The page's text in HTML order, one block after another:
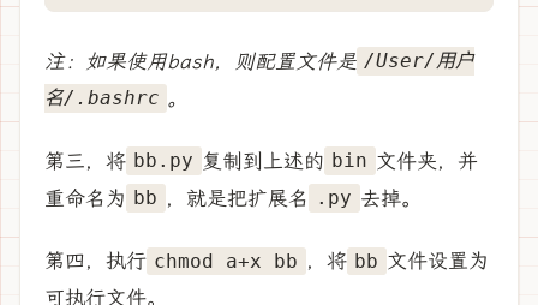
注：如果使用bash，则配置文件是 /User/用户
名/.bashrc 。
第三，将 bb.py 复制到上述的 bin 文件夹，并
重命名为 bb ，就是把扩展名 .py 去掉。
第四，执行 chmod a+x bb ，将 bb 文件设置为
可执行文件。